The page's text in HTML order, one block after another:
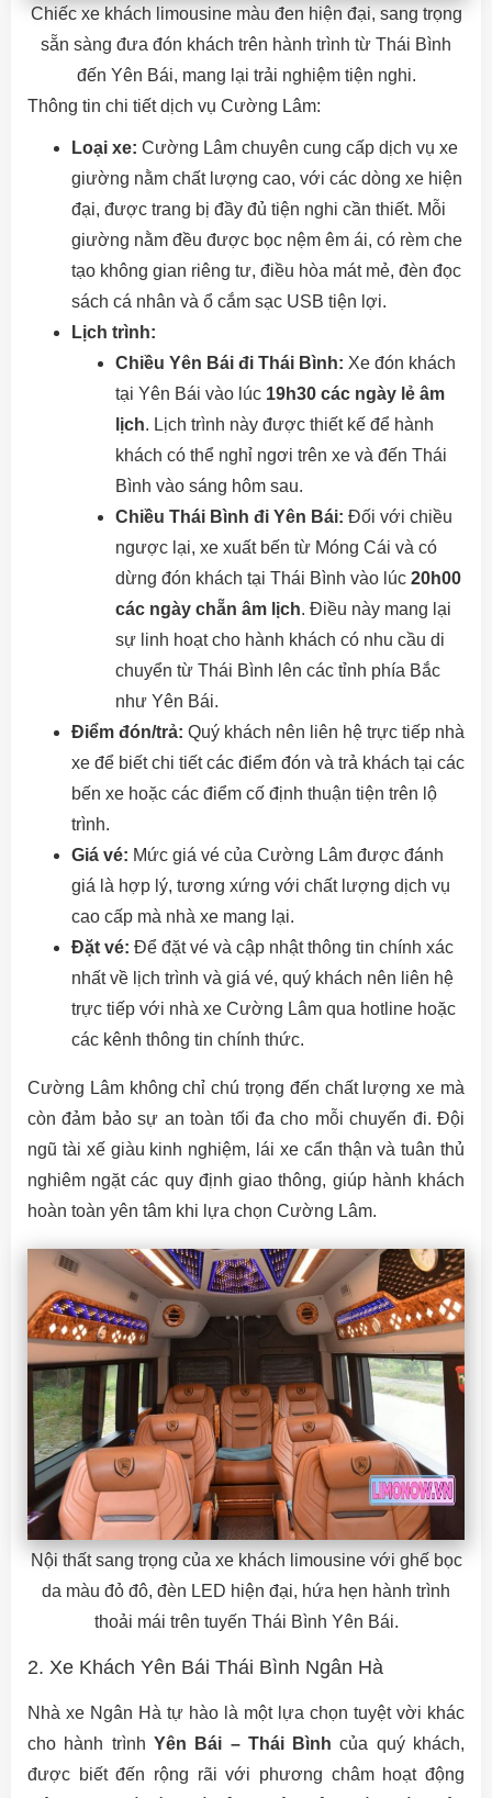
Chiếc xe khách limousine màu đen hiện đại, sang trọng
sẵn sàng đưa đón khách trên hành trình từ Thái Bình
đến Yên Bái, mang lại trải nghiệm tiện nghi.
Thông tin chi tiết dịch vụ Cường Lâm:
Loại xe: Cường Lâm chuyên cung cấp dịch vụ xe
giường nằm chất lượng cao, với các dòng xe hiện
đại, được trang bị đầy đủ tiện nghi cần thiết. Mỗi
giường nằm đều được bọc nệm êm ái, có rèm che
tạo không gian riêng tư, điều hòa mát mẻ, đèn đọc
sách cá nhân và ổ cắm sạc USB tiện lợi.
Lịch trình:
Chiều Yên Bái đi Thái Bình: Xe đón khách
tại Yên Bái vào lúc 19h30 các ngày lẻ âm
lịch. Lịch trình này được thiết kế để hành
khách có thể nghỉ ngơi trên xe và đến Thái
Bình vào sáng hôm sau.
Chiều Thái Bình đi Yên Bái: Đối với chiều
ngược lại, xe xuất bến từ Móng Cái và có
dừng đón khách tại Thái Bình vào lúc 20h00
các ngày chẵn âm lịch. Điều này mang lại
sự linh hoạt cho hành khách có nhu cầu di
chuyển từ Thái Bình lên các tỉnh phía Bắc
như Yên Bái.
Điểm đón/trả: Quý khách nên liên hệ trực tiếp nhà
xe để biết chi tiết các điểm đón và trả khách tại các
bến xe hoặc các điểm cố định thuận tiện trên lộ
trình.
Giá vé: Mức giá vé của Cường Lâm được đánh
giá là hợp lý, tương xứng với chất lượng dịch vụ
cao cấp mà nhà xe mang lại.
Đặt vé: Để đặt vé và cập nhật thông tin chính xác
nhất về lịch trình và giá vé, quý khách nên liên hệ
trực tiếp với nhà xe Cường Lâm qua hotline hoặc
các kênh thông tin chính thức.
Cường Lâm không chỉ chú trọng đến chất lượng xe mà
còn đảm bảo sự an toàn tối đa cho mỗi chuyến đi. Đội
ngũ tài xế giàu kinh nghiệm, lái xe cẩn thận và tuân thủ
nghiêm ngặt các quy định giao thông, giúp hành khách
hoàn toàn yên tâm khi lựa chọn Cường Lâm.
Nội thất sang trọng của xe khách limousine với ghế bọc
da màu đỏ đô, đèn LED hiện đại, hứa hẹn hành trình
thoải mái trên tuyến Thái Bình Yên Bái.
2. Xe Khách Yên Bái Thái Bình Ngân Hà
Nhà xe Ngân Hà tự hào là một lựa chọn tuyệt vời khác
cho hành trình Yên Bái – Thái Bình của quý khách,
được biết đến rộng rãi với phương châm hoạt động